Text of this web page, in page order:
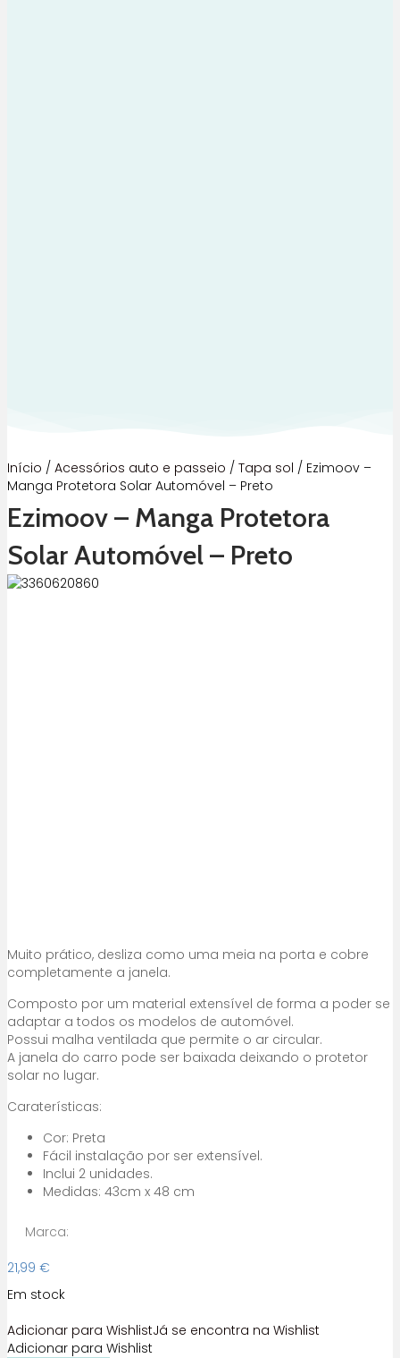
Início / Acessórios auto e passeio / Tapa sol / Ezimoov –
Manga Protetora Solar Automóvel – Preto
Ezimoov – Manga Protetora
Solar Automóvel – Preto
Muito prático, desliza como uma meia na porta e cobre
completamente a janela.
Composto por um material extensível de forma a poder se
adaptar a todos os modelos de automóvel.
Possui malha ventilada que permite o ar circular.
A janela do carro pode ser baixada deixando o protetor
solar no lugar.
Caraterísticas:
Cor: Preta
Fácil instalação por ser extensível.
Inclui 2 unidades.
Medidas: 43cm x 48 cm
Marca:
21,99 €
Em stock
Adicionar para WishlistJá se encontra na Wishlist
Adicionar para Wishlist